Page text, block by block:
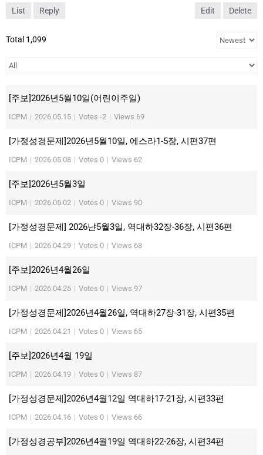
List Reply Edit Delete
Total 1,099
[주보]2026년5월10일(어린이주일)
ICPM | 2026.05.15 | Votes -2 | Views 69
[가정성경문제]2026년5월10일, 에스라1-5장, 시편37편
ICPM | 2026.05.08 | Votes 0 | Views 62
[주보]2026년5월3일
ICPM | 2026.05.02 | Votes 0 | Views 90
[가정성경문제] 2026냔5월3일, 역대하32장-36장, 시편36편
ICPM | 2026.04.29 | Votes 0 | Views 63
[주보]2026년4월26일
ICPM | 2026.04.25 | Votes 0 | Views 97
[가정성경문제]2026년4월26일, 역대하27장-31장, 시편35편
ICPM | 2026.04.21 | Votes 0 | Views 65
[주보]2026년4월 19일
ICPM | 2026.04.19 | Votes 0 | Views 87
[가정성경문제]2026년4월12일 역대하17-21장, 시편33편
ICPM | 2026.04.16 | Votes 0 | Views 66
[가정성경공부]2026년4월19일 역대하22-26장, 시편34편